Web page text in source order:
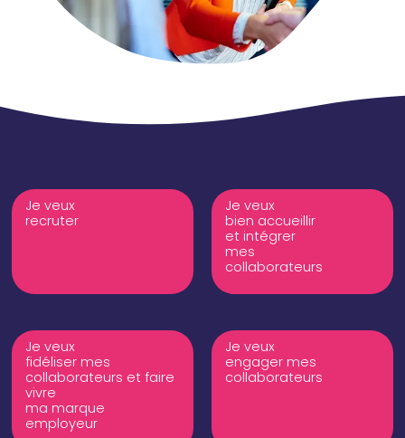
Je veux
recruter
Je veux
bien accueillir
et intégrer
mes
collaborateurs
Je veux
fidéliser mes
collaborateurs et faire
vivre
ma marque
employeur
Je veux
engager mes
collaborateurs